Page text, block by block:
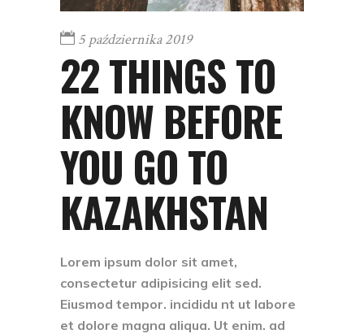
5 października 2019
22 THINGS TO
KNOW BEFORE
YOU GO TO
KAZAKHSTAN
Lorem ipsum dolor sit amet,
consectetur adipisicing elit sed.
Eiusmod tempor. incididu nt ut labore
et dolore magna aliqua. Ut enim. ad